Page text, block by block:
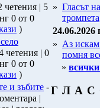
четения | 5
0 от 0
)
четения | 0
0 от 0
)
и зъбите -
|
» Гласът на
тромпета
24.06.2026
» Аз искам
помня
» всички
Г Л А С